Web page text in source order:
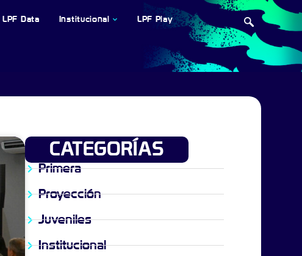
LPF Data Institucional LPF Play
CATEGORÍAS
Primera
Proyección
Juveniles
Institucional